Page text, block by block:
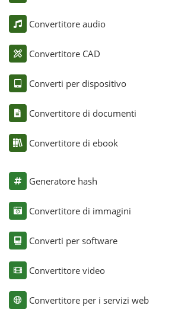
Convertitore audio
Convertitore CAD
Converti per dispositivo
Convertitore di documenti
Convertitore di ebook
Generatore hash
Convertitore di immagini
Converti per software
Convertitore video
Convertitore per i servizi web